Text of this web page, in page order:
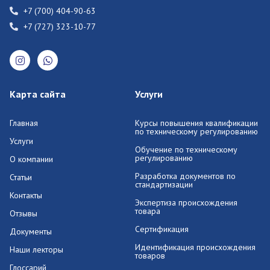
+7 (700) 404-90-63
+7 (727) 323-10-77
Карта сайта
Главная
Услуги
О компании
Статьи
Контакты
Отзывы
Документы
Наши лекторы
Услуги
Курсы повышения квалификации
по техническому регулированию
Обучение по техническому
регулированию
Разработка документов по
стандартизации
Экспертиза происхождения
товара
Сертификация
Идентификация происхождения
товаров